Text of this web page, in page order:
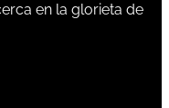
en la glorieta de